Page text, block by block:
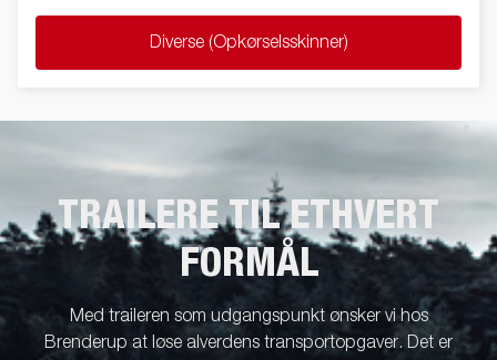
Diverse (Opkørselsskinner)
TRAILERE TIL ETHVERT
FORMÅL
Med traileren som udgangspunkt ønsker vi hos
Brenderup at løse alverdens transportopgaver. Det er